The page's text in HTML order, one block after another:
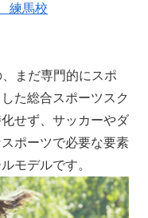
練馬校
まだ専門的にスポ
た総合スポーツスク
せず、サッカーやダ
ポーツで必要な要素
モデルです。